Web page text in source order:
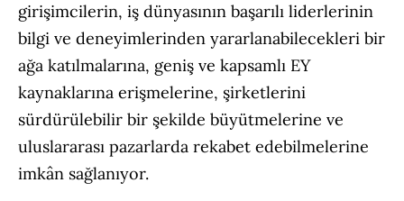
girişimcilerin, iş dünyasının başarılı liderlerinin
bilgi ve deneyimlerinden yararlanabilecekleri bir
ağa katılmalarına, geniş ve kapsamlı EY
kaynaklarına erişmelerine, şirketlerini
sürdürülebilir bir şekilde büyütmelerine ve
uluslararası pazarlarda rekabet edebilmelerine
imkân sağlanıyor.